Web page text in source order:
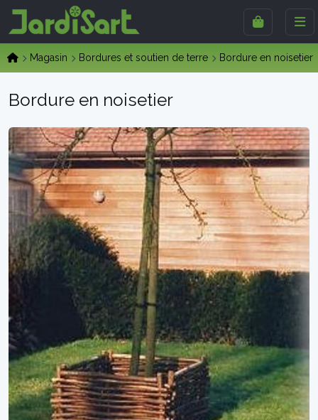
Magasin Bordures et soutien de terre Bordure en noisetier
Bordure en noisetier